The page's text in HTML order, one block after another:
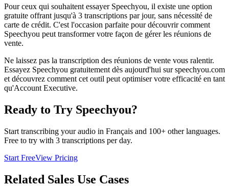
Pour ceux qui souhaitent essayer Speechyou, il existe une option
gratuite offrant jusqu'à 3 transcriptions par jour, sans nécessité de
carte de crédit. C'est l'occasion parfaite pour découvrir comment
Speechyou peut transformer votre façon de gérer les réunions de
vente.
Ne laissez pas la transcription des réunions de vente vous ralentir.
Essayez Speechyou gratuitement dès aujourd'hui sur speechyou.com
et découvrez comment cet outil peut optimiser votre efficacité en tant
qu'Account Executive.
Ready to Try Speechyou?
Start transcribing your audio in Français and 100+ other languages.
Free to try with 3 transcriptions per day.
Start FreeView Pricing
Related Sales Use Cases